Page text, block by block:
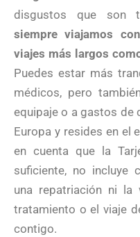
disgustos que son
siempre viajamos
viajes más largos
Puedes estar más
médicos, pero
equipaje o a gastos de
Europa y resides en el
en cuenta que la
suficiente, no incluye
una repatriación ni
tratamiento o el viaje
contigo.